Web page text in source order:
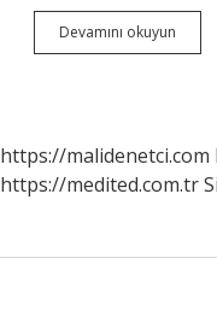
Devamını okuyun
Neden
https://malidenetci.com
https://medited.com.tr